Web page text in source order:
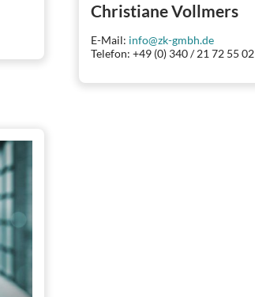
Christiane Vollmers
E-Mail: info@zk-gmbh.de
Telefon: +49 (0) 340 / 21 72 55 02